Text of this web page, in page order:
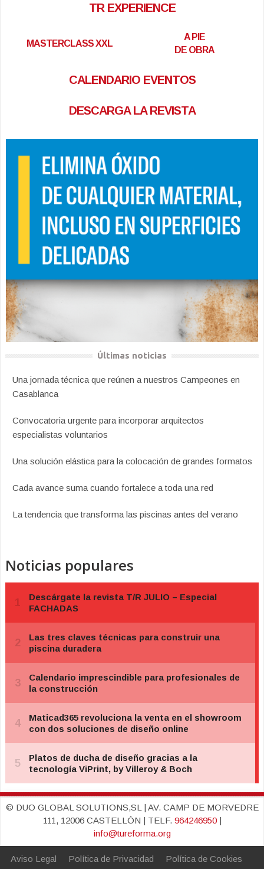
TR EXPERIENCE
MASTERCLASS XXL
A PIE
DE OBRA
CALENDARIO EVENTOS
DESCARGA LA REVISTA
Últimas noticias
Una jornada técnica que reúnen a nuestros Campeones en
Casablanca
Convocatoria urgente para incorporar arquitectos
especialistas voluntarios
Una solución elástica para la colocación de grandes formatos
Cada avance suma cuando fortalece a toda una red
La tendencia que transforma las piscinas antes del verano
Noticias populares
© DUO GLOBAL SOLUTIONS,SL | AV. CAMP DE MORVEDRE
111, 12006 CASTELLÓN | TELF. 964246950|
info@tureforma.org
Aviso Legal Política de Privacidad
Política de Cookies